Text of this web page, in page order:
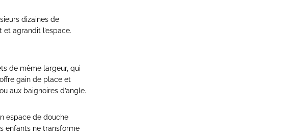
dizaines de
agrandit l’espace.
de même largeur, qui
gain de place et
aux baignoires d’angle.
espace de douche
enfants ne transforme